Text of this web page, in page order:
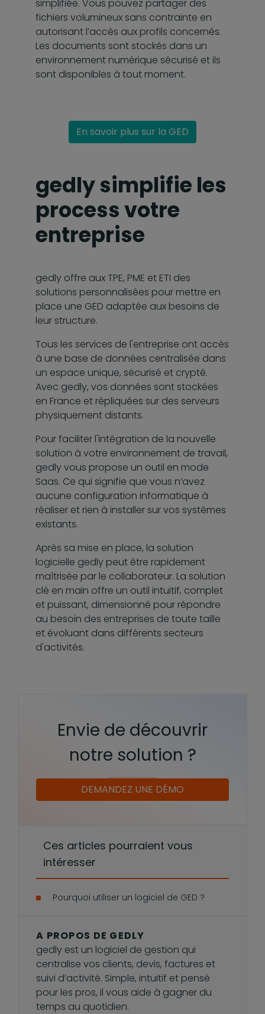
simplifiée. Vous pouvez partager des
fichiers volumineux sans contrainte en
autorisant l’accès aux profils concernés.
Les documents sont stockés dans un
environnement numérique sécurisé et ils
sont disponibles à tout moment.
En savoir plus sur la GED
gedly simplifie les
process votre
entreprise
gedly offre aux TPE, PME et ETI des
solutions personnalisées pour mettre en
place une GED adaptée aux besoins de
leur structure.
Tous les services de l'entreprise ont accès
à une base de données centralisée dans
un espace unique, sécurisé et crypté.
Avec gedly, vos données sont stockées
en France et répliquées sur des serveurs
physiquement distants.
Pour faciliter l'intégration de la nouvelle
solution à votre environnement de travail,
gedly vous propose un outil en mode
Saas. Ce qui signifie que vous n’avez
aucune configuration informatique à
réaliser et rien à installer sur vos systèmes
existants.
Après sa mise en place, la solution
logicielle gedly peut être rapidement
maîtrisée par le collaborateur. La solution
clé en main offre un outil intuitif, complet
et puissant, dimensionné pour répondre
au besoin des entreprises de toute taille
et évoluant dans différents secteurs
d'activités.
Envie de découvrir
notre solution ?
DEMANDEZ UNE DÉMO
Ces articles pourraient vous
intéresser
Pourquoi utiliser un logiciel de GED ?
A PROPOS DE GEDLY
gedly est un logiciel de gestion qui
centralise vos clients, devis, factures et
suivi d’activité. Simple, intuitif et pensé
pour les pros, il vous aide à gagner du
temps au quotidien.